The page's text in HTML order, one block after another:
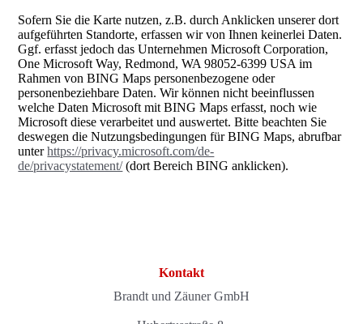
Sofern Sie die Karte nutzen, z.B. durch Anklicken unserer dort
aufgeführten Standorte, erfassen wir von Ihnen keinerlei Daten.
Ggf. erfasst jedoch das Unternehmen Microsoft Corporation,
One Microsoft Way, Redmond, WA 98052-6399 USA im
Rahmen von BING Maps personenbezogene oder
personenbeziehbare Daten. Wir können nicht beeinflussen
welche Daten Microsoft mit BING Maps erfasst, noch wie
Microsoft diese verarbeitet und auswertet. Bitte beachten Sie
deswegen die Nutzungsbedingungen für BING Maps, abrufbar
unterhttps://privacy.microsoft.com/de-
de/privacystatement/(dort Bereich BING anklicken).
Kontakt
Brandt und Zäuner GmbH